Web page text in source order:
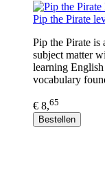
Pip the Pirate
Pip the Pirate is
subject matter
learning
vocabulary
€ 8,65
Bestellen